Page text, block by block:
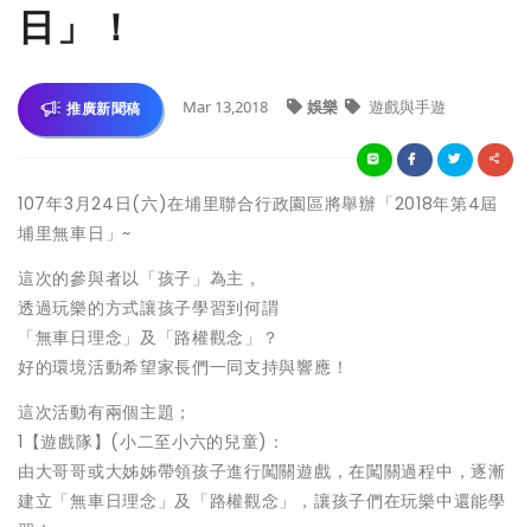
日」！
推廣新聞稿 Mar 13,2018 娛樂 遊戲與手遊
107年3月24日(六)在埔里聯合行政園區將舉辦「2018年第4屆
埔里無車日」~
這次的參與者以「孩子」為主，
透過玩樂的方式讓孩子學習到何謂
「無車日理念」及「路權觀念」？
好的環境活動希望家長們一同支持與響應！
這次活動有兩個主題；
1【遊戲隊】(小二至小六的兒童)：
由大哥哥或大姊姊帶領孩子進行闖關遊戲，在闖關過程中，逐漸
建立「無車日理念」及「路權觀念」，讓孩子們在玩樂中還能學